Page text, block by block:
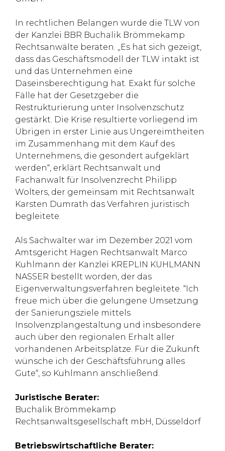
In rechtlichen Belangen wurde die TLW von
der Kanzlei BBR Buchalik Brömmekamp
Rechtsanwälte beraten. „Es hat sich gezeigt,
dass das Geschäftsmodell der TLW intakt ist
und das Unternehmen eine
Daseinsberechtigung hat. Exakt für solche
Fälle hat der Gesetzgeber die
Restrukturierung unter Insolvenzschutz
gestärkt. Die Krise resultierte vorliegend im
Übrigen in erster Linie aus Ungereimtheiten
im Zusammenhang mit dem Kauf des
Unternehmens, die gesondert aufgeklärt
werden“, erklärt Rechtsanwalt und
Fachanwalt für Insolvenzrecht Philipp
Wolters, der gemeinsam mit Rechtsanwalt
Karsten Dumrath das Verfahren juristisch
begleitete.
Als Sachwalter war im Dezember 2021 vom
Amtsgericht Hagen Rechtsanwalt Marco
Kuhlmann der Kanzlei KREPLIN KUHLMANN
NASSER bestellt worden, der das
Eigenverwaltungsverfahren begleitete. “Ich
freue mich über die gelungene Umsetzung
der Sanierungsziele mittels
Insolvenzplangestaltung und insbesondere
auch über den regionalen Erhalt aller
vorhandenen Arbeitsplätze. Für die Zukunft
wünsche ich der Geschäftsführung alles
Gute“, so Kuhlmann anschließend.
Juristische Berater:
Buchalik Brömmekamp
Rechtsanwaltsgesellschaft mbH, Düsseldorf
Betriebswirtschaftliche Berater: